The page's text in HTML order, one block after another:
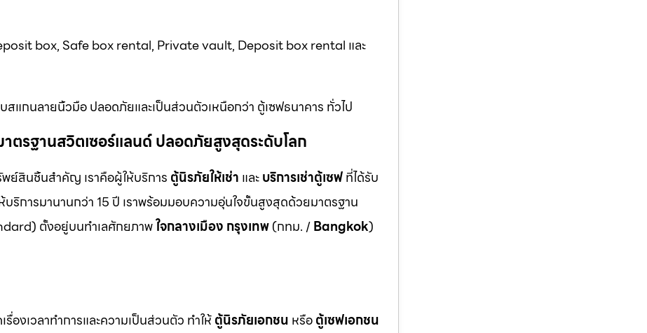
box, Safe box rental, Private vault, Deposit box rental และ
แกนลายนิ้วมือ ปลอดภัยและเป็นส่วนตัวเหนือกว่า ตู้เซฟธนาคาร ทั่วไป
าตรฐานสวิตเซอร์แลนด์ ปลอดภัยสูงสุดระดับโลก
ย์สินชิ้นสำคัญ เราคือผู้ให้บริการ ตู้นิรภัยให้เช่า และบริการเช่าตู้เซฟที่ได้รับ
ริการมานานกว่า 15 ปี เราพร้อมมอบความอุ่นใจขั้นสูงสุดด้วยมาตรฐาน
ตั้งอยู่บนทำเลศักยภาพใจกลางเมือง กรุงเทพ(กทม. /Bangkok)
รื่องเวลาทำการและความเป็นส่วนตัว ทำให้ตู้นิรภัยเอกชน หรือตู้เซฟเอกชน